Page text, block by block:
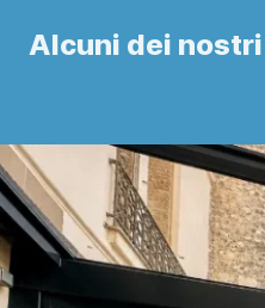
Alcuni dei